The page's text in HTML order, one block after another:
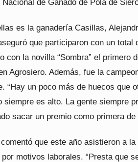
es la ganadería Casillas,
que participaron con un
con la novilla “Sombra” el primero
Agrosiero. Además, fue la
“Hay un poco más de huecos que
siempre es alto. La gente siempre
sacar un premio como primera
que este año asistieron a
motivos laborales. “Presta que